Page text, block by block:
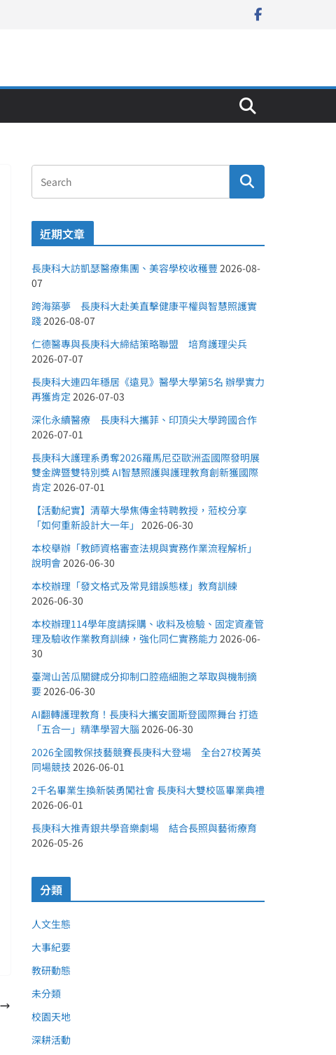
近期文章
長庚科大訪凱瑟醫療集團、美容學校收穫豐 2026-08-
07
跨海築夢 長庚科大赴美直擊健康平權與智慧照護實
踐2026-08-07
仁德醫專與長庚科大締結策略聯盟 培育護理尖兵
2026-07-07
長庚科大連四年穩居《遠見》醫學大學第5名 辦學實力
再獲肯定 2026-07-03
深化永續醫療 長庚科大攜菲、印頂尖大學跨國合作
2026-07-01
長庚科大護理系勇奪2026羅馬尼亞歐洲盃國際發明展
雙金牌暨雙特別獎 AI智慧照護與護理教育創新獲國際
肯定 2026-07-01
【活動紀實】清華大學焦傳金特聘教授，蒞校分享
「如何重新設計大一年」 2026-06-30
本校舉辦「教師資格審查法規與實務作業流程解析」
說明會2026-06-30
本校辦理「發文格式及常見錯誤態樣」教育訓練
2026-06-30
本校辦理114學年度請採購、收料及檢驗、固定資產管
理及驗收作業教育訓練，強化同仁實務能力 2026-06-
30
臺灣山苦瓜關鍵成分抑制口腔癌細胞之萃取與機制摘
要2026-06-30
AI翻轉護理教育！長庚科大攜安圖斯登國際舞台 打造
「五合一」精準學習大腦 2026-06-30
2026全國教保技藝競賽長庚科大登場 全台27校菁英
同場競技 2026-06-01
2千名畢業生換新裝勇闖社會 長庚科大雙校區畢業典禮
2026-06-01
長庚科大推青銀共學音樂劇場 結合長照與藝術療育
2026-05-26
分類
人文生態
大事紀要
教研動態
未分類
校園天地
深耕活動